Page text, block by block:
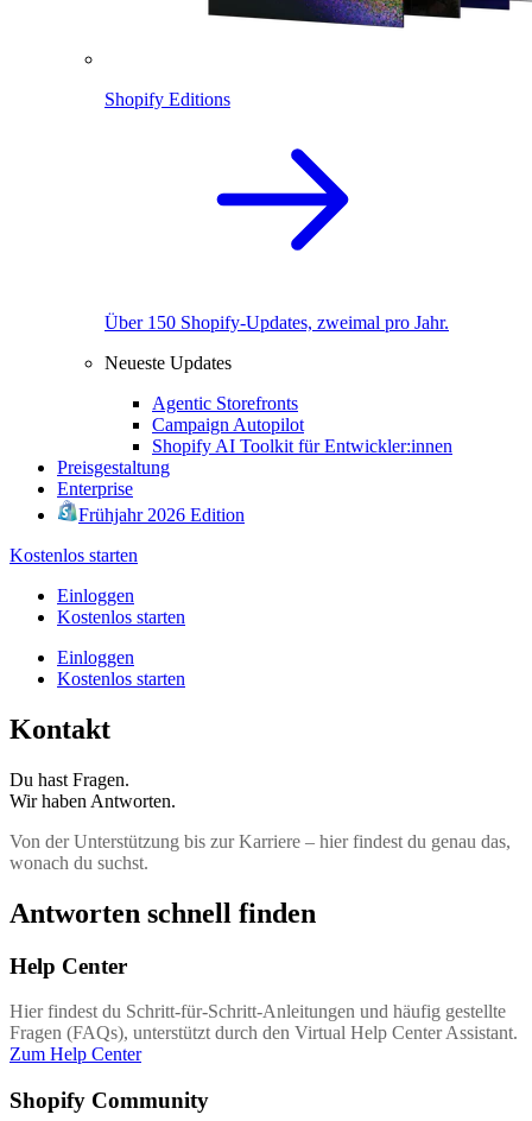
Shopify Editions
Über 150 Shopify-Updates, zweimal pro Jahr.
Neueste Updates
Agentic Storefronts
Campaign Autopilot
Shopify AI Toolkit für Entwickler:innen
Preisgestaltung
Enterprise
Frühjahr 2026 Edition
Kostenlos starten
Einloggen
Kostenlos starten
Einloggen
Kostenlos starten
Kontakt
Du hast Fragen.
Wir haben Antworten.
Von der Unterstützung bis zur Karriere – hier findest du genau das,
wonach du suchst.
Antworten schnell finden
Help Center
Hier findest du Schritt-für-Schritt-Anleitungen und häufig gestellte
Fragen (FAQs), unterstützt durch den Virtual Help Center Assistant.
Zum Help Center
Shopify Community